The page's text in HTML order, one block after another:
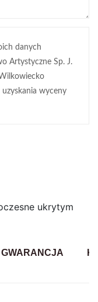
danych
Artystyczne Sp. J.
wyceny
ukrytym
GWARANCJA